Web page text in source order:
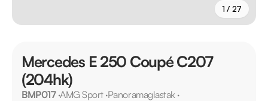
1 / 27
Mercedes E 250 Coupé C207
(204hk)
BMP017·AMG Sport·Panoramaglastak·